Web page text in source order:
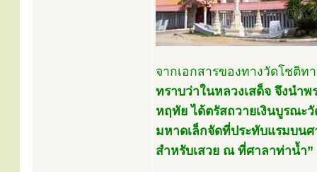
จากเอกสารของทางวัดโชติท
ทราบว่าในหลวงเสด็จ จึงนำ
หฤทัย ได้ตรัสถวายเงินบูรณะ
มหาดเล็กจัดที่ประทับแรมบนศ
สำหรับเสวย ณ ที่ศาลาท่าน้ำ”